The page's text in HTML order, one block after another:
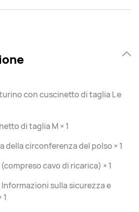
con cuscinetto di taglia L e
di taglia M × 1
della circonferenza del polso × 1
cavo di ricarica) × 1
sulla sicurezza e